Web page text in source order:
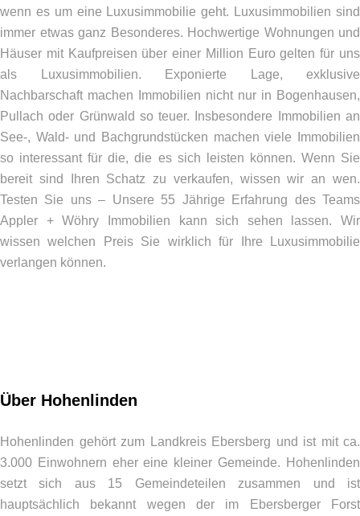
wenn es um eine Luxusimmobilie geht. Luxusimmobilien sind
immer etwas ganz Besonderes. Hochwertige Wohnungen und
Häuser mit Kaufpreisen über einer Million Euro gelten für uns
als Luxusimmobilien. Exponierte Lage, exklusive
Nachbarschaft machen Immobilien nicht nur in Bogenhausen,
Pullach oder Grünwald so teuer. Insbesondere Immobilien an
See-, Wald- und Bachgrundstücken machen viele Immobilien
so interessant für die, die es sich leisten können. Wenn Sie
bereit sind Ihren Schatz zu verkaufen, wissen wir an wen.
Testen Sie uns – Unsere 55 Jährige Erfahrung des Teams
Appler + Wöhry Immobilien kann sich sehen lassen. Wir
wissen welchen Preis Sie wirklich für Ihre Luxusimmobilie
verlangen können.
Über Hohenlinden
Hohenlinden gehört zum Landkreis Ebersberg und ist mit ca.
3.000 Einwohnern eher eine kleiner Gemeinde. Hohenlinden
setzt sich aus 15 Gemeindeteilen zusammen und ist
hauptsächlich bekannt wegen der im Ebersberger Forst